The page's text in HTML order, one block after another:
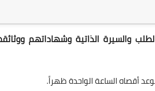
والسيرة الذاتية وشهاداتهم